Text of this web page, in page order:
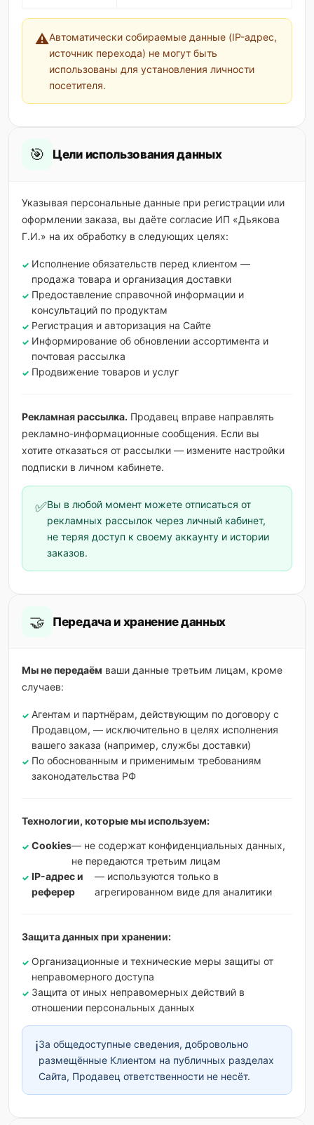
⚠️Автоматически собираемые данные (IP-адрес,
источник перехода) не могут быть
использованы для установления личности
посетителя.
🎯 Цели использования данных
Указывая персональные данные при регистрации или
оформлении заказа, вы даёте согласие ИП «Дьякова
Г.И.» на их обработку в следующих целях:
Исполнение обязательств перед клиентом —
продажа товара и организация доставки
Предоставление справочной информации и
консультаций по продуктам
Регистрация и авторизация на Сайте
Информирование об обновлении ассортимента и
почтовая рассылка
Продвижение товаров и услуг
Рекламная рассылка. Продавец вправе направлять
рекламно-информационные сообщения. Если вы
хотите отказаться от рассылки — измените настройки
подписки в личном кабинете.
✅Вы в любой момент можете отписаться от
рекламных рассылок через личный кабинет,
не теряя доступ к своему аккаунту и истории
заказов.
🤝 Передача и хранение данных
Мы не передаём ваши данные третьим лицам, кроме
случаев:
Агентам и партнёрам, действующим по договору с
Продавцом, — исключительно в целях исполнения
вашего заказа (например, службы доставки)
По обоснованным и применимым требованиям
законодательства РФ
Технологии, которые мы используем:
Cookies— не содержат конфиденциальных данных,
не передаются третьим лицам
IP-адрес и
реферер
— используются только в
агрегированном виде для аналитики
Защита данных при хранении:
Организационные и технические меры защиты от
неправомерного доступа
Защита от иных неправомерных действий в
отношении персональных данных
ℹ️За общедоступные сведения, добровольно
размещённые Клиентом на публичных разделах
Сайта, Продавец ответственности не несёт.